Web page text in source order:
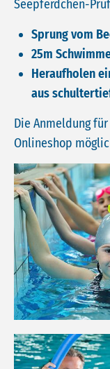
Seepferdchen-
Sprung vom
25m
Heraufholen
aus
Die Anmeldung
Onlineshop